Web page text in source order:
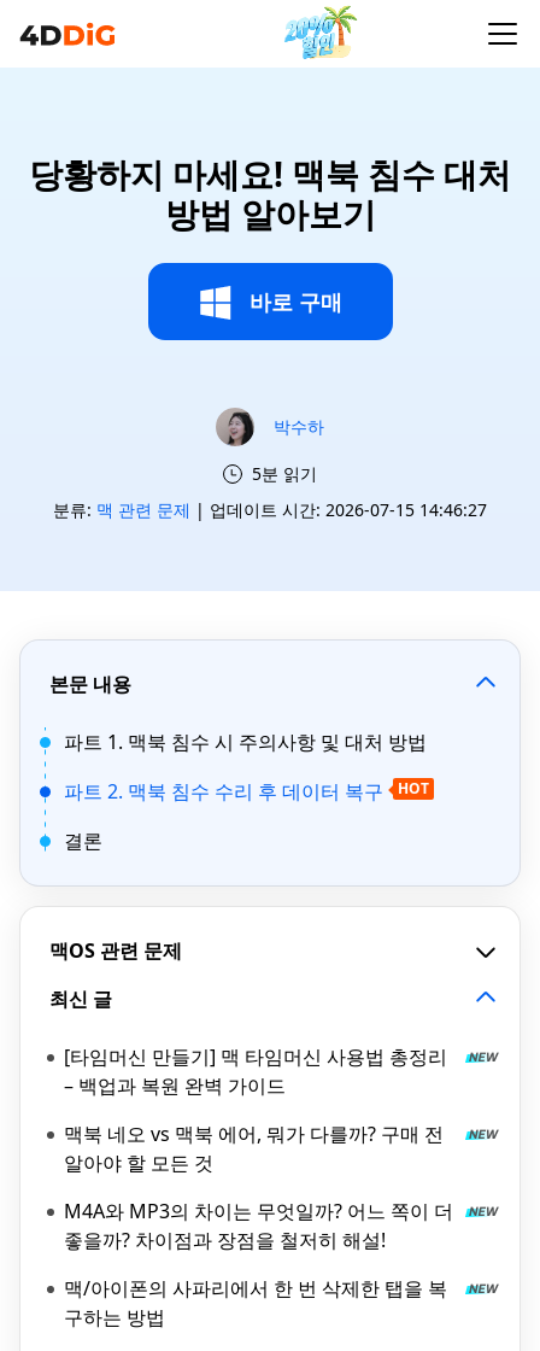
당황하지 마세요! 맥북 침수 대처
방법 알아보기
바로 구매
박수하
5분 읽기
분류: 맥 관련 문제 | 업데이트 시간: 2026-07-15 14:46:27
본문 내용
파트 1. 맥북 침수 시 주의사항 및 대처 방법
파트 2. 맥북 침수 수리 후 데이터 복구
HOT
결론
맥OS 관련 문제
최신 글
[타임머신 만들기] 맥 타임머신 사용법 총정리
– 백업과 복원 완벽 가이드
맥북 네오 vs 맥북 에어, 뭐가 다를까? 구매 전
알아야 할 모든 것
M4A와 MP3의 차이는 무엇일까? 어느 쪽이 더
좋을까? 차이점과 장점을 철저히 해설!
맥/아이폰의 사파리에서 한 번 삭제한 탭을 복
구하는 방법